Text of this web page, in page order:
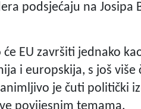
podsjećaju na Josipa
EU završiti jednako
i europskija, s još više
je čuti politički